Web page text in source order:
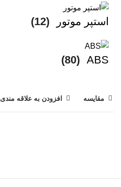
استپر موتور (12)
ABS
(80)
مقایسه افزودن به علاقه مندی